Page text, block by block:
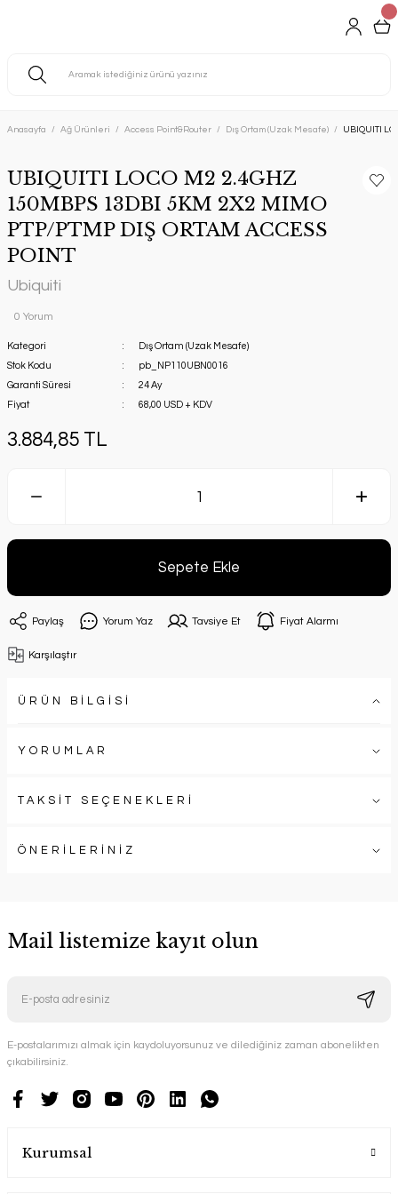
Anasayfa Ağ Ürünleri Access Point&Router Dış Ortam (Uzak Mesafe) UBIQUITI
UBIQUITI LOCO M2 2.4GHZ
150MBPS 13DBI 5KM 2X2 MIMO
PTP/PTMP DIŞ ORTAM ACCESS
POINT
Ubiquiti
0 Yorum
Kategori
Dış Ortam (Uzak Mesafe)
Stok Kodu
pb_NP110UBN0016
Garanti Süresi
24 Ay
Fiyat
68,00 USD + KDV
3.884,85 TL
Sepete Ekle
Paylaş Yorum Yaz Tavsiye Et Fiyat Alarmı
Karşılaştır
ÜRÜN BİLGİSİ
YORUMLAR
TAKSİT SEÇENEKLERİ
ÖNERİLERİNİZ
Mail listemize kayıt olun
E-postalarımızı almak için kaydoluyorsunuz ve dilediğiniz zaman abonelikten
çıkabilirsiniz.
Kurumsal